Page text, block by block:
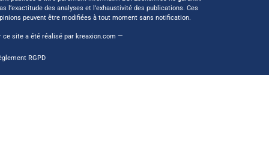
l’exactitude des analyses et l’exhaustivité des publications. Ces
peuvent être modifiées à tout moment sans notification.
ce site a été réalisé par kreaxion.com —
RGPD